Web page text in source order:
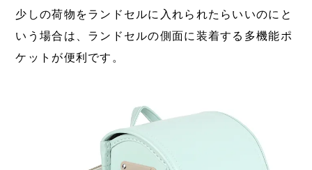
少しの荷物をランドセルに入れられたらいいのにと
いう場合は、ランドセルの側面に装着する多機能ポ
ケットが便利です。